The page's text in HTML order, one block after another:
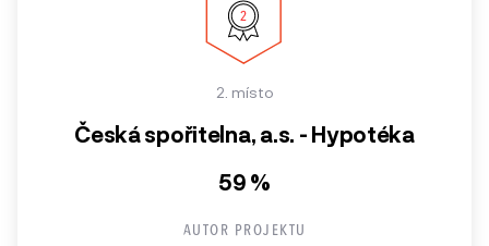
2. místo
Česká spořitelna, a.s. - Hypotéka
59 %
AUTOR PROJEKTU